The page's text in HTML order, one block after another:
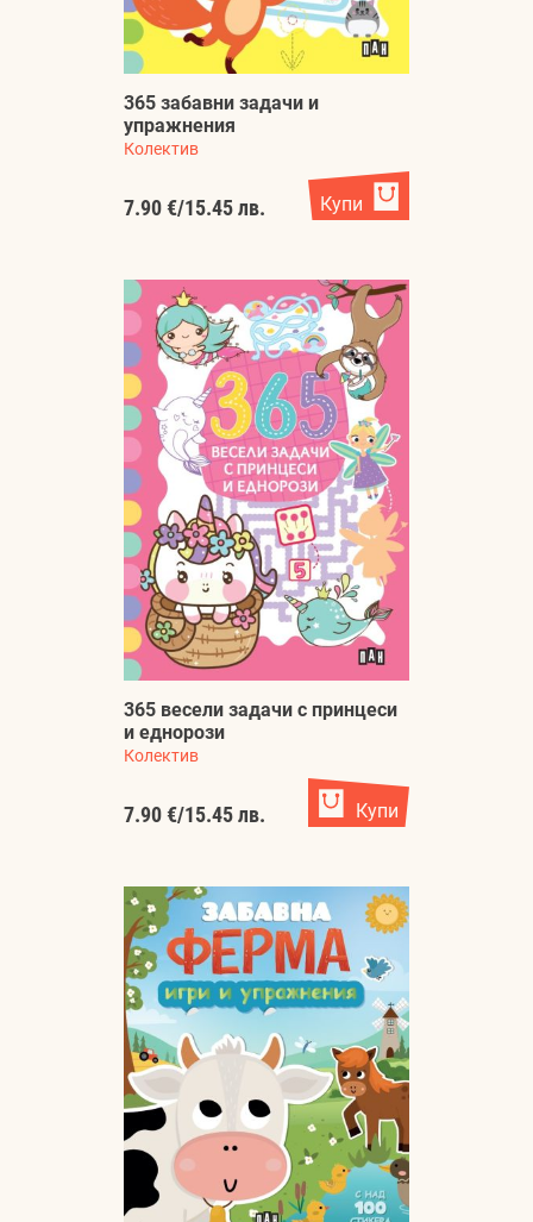
365 забавни задачи и
упражнения
Колектив
7.90 €/15.45 лв. Купи
365 весели задачи с принцеси
и еднорози
Колектив
7.90 €/15.45 лв. Купи